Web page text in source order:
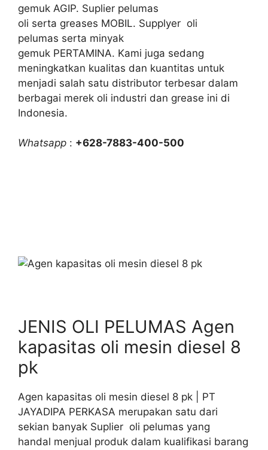
gemuk AGIP. Suplier pelumas
oli serta greases MOBIL. Supplyer oli
pelumas serta minyak
gemuk PERTAMINA. Kami juga sedang
meningkatkan kualitas dan kuantitas untuk
menjadi salah satu distributor terbesar dalam
berbagai merek oli industri dan grease ini di
Indonesia.
Whatsapp : +628-7883-400-500
JENIS OLI PELUMAS Agen
kapasitas oli mesin diesel 8
pk
Agen kapasitas oli mesin diesel 8 pk | PT
JAYADIPA PERKASA merupakan satu dari
sekian banyak Suplier oli pelumas yang
handal menjual produk dalam kualifikasi barang